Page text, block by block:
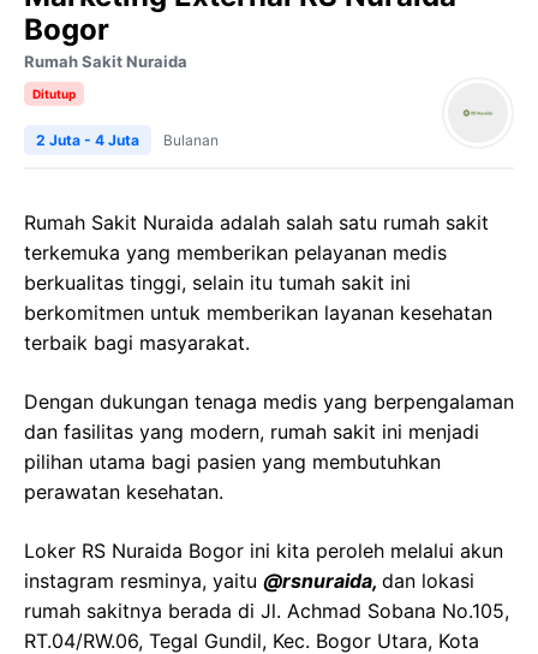
Bogor
Rumah Sakit Nuraida
Ditutup
2 Juta - 4 Juta Bulanan
Rumah Sakit Nuraida adalah salah satu rumah sakit
terkemuka yang memberikan pelayanan medis
berkualitas tinggi, selain itu tumah sakit ini
berkomitmen untuk memberikan layanan kesehatan
terbaik bagi masyarakat.
Dengan dukungan tenaga medis yang berpengalaman
dan fasilitas yang modern, rumah sakit ini menjadi
pilihan utama bagi pasien yang membutuhkan
perawatan kesehatan.
Loker RS Nuraida Bogor ini kita peroleh melalui akun
instagram resminya, yaitu @rsnuraida, dan lokasi
rumah sakitnya berada di Jl. Achmad Sobana No.105,
RT.04/RW.06, Tegal Gundil, Kec. Bogor Utara, Kota